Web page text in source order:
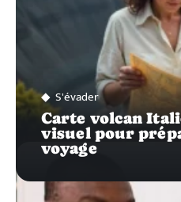
S'évader
Carte volcan
visuel pour
voyage